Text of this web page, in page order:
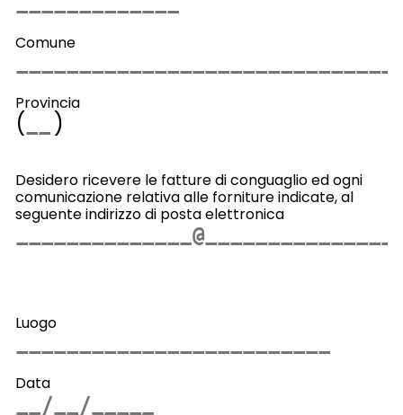
Comune
Provincia
( )
Desidero ricevere le fatture di conguaglio ed ogni
comunicazione relativa alle forniture indicate, al
seguente indirizzo di posta elettronica
Luogo
Data